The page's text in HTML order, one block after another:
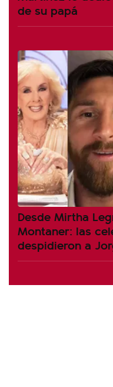
de su papá
Desde Mirtha
Montaner: las
despidieron a